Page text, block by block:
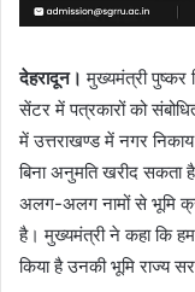
देहरादून।मुख्यमंत्री पुष्कर
सेंटर में पत्रकारों को
में उत्तराखण्ड में नगर निकाय
बिना अनुमति खरीद सकता
अलग-अलग नामों से भूमि
है। मुख्यमंत्री ने कहा कि
किया है उनकी भूमि राज्य